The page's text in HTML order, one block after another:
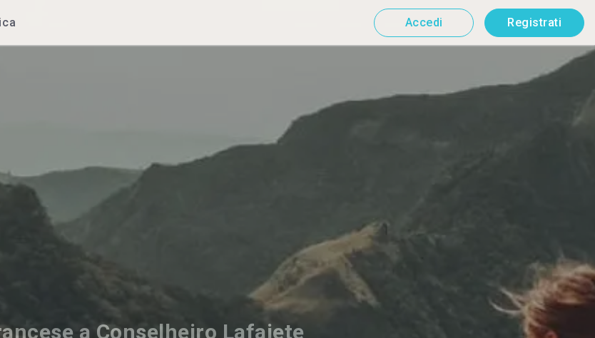
Accedi Registrati
a Conselheiro Lafaiete